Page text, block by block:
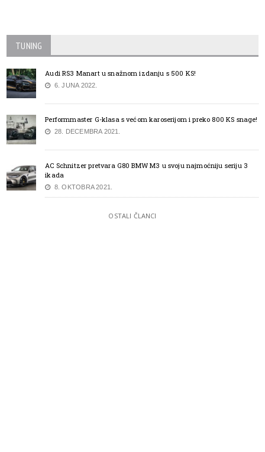
TUNING
Audi RS3 Manart u snažnom izdanju s 500 KS!
6. JUNA 2022.
Performmaster G-klasa s većom karoserijom i preko 800 KS snage!
28. DECEMBRA 2021.
AC Schnitzer pretvara G80 BMW M3 u svoju najmoćniju seriju 3
ikada
8. OKTOBRA 2021.
OSTALI ČLANCI